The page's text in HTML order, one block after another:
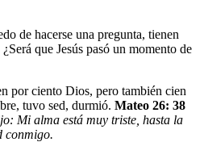
de hacerse una pregunta, tienen
que Jesús pasó un momento de
por ciento Dios, pero también cien
tuvo sed, durmió. Mateo 26: 38
Mi alma está muy triste, hasta la
conmigo.